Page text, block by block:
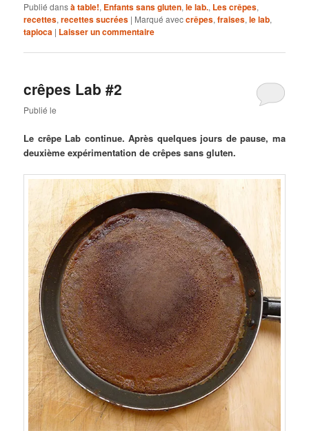
Publié dansà table!, Enfants sans gluten,le lab., Les crêpes,
recettes,recettes sucrées | Marqué aveccrêpes,fraises,le lab,
tapioca | Laisser un commentaire
crêpes Lab #2
Publié le
Le crêpe Lab continue. Après quelques jours de pause, ma
deuxième expérimentation de crêpes sans gluten.